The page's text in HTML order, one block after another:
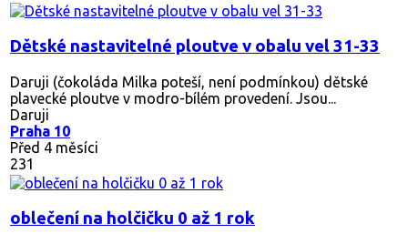
Dětské nastavitelné ploutve v obalu vel 31-33
Daruji (čokoláda Milka poteší, není podmínkou) dětské
plavecké ploutve v modro-bílém provedení. Jsou...
Daruji
Praha 10
Před 4 měsíci
231
oblečení na holčičku 0 až 1 rok